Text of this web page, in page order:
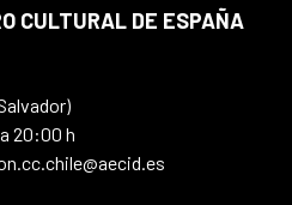
CULTURAL DE ESPAÑA
20:00 h